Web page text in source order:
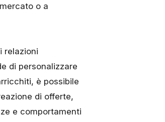
o a
relazioni
di personalizzare
è possibile
di offerte,
e comportamenti